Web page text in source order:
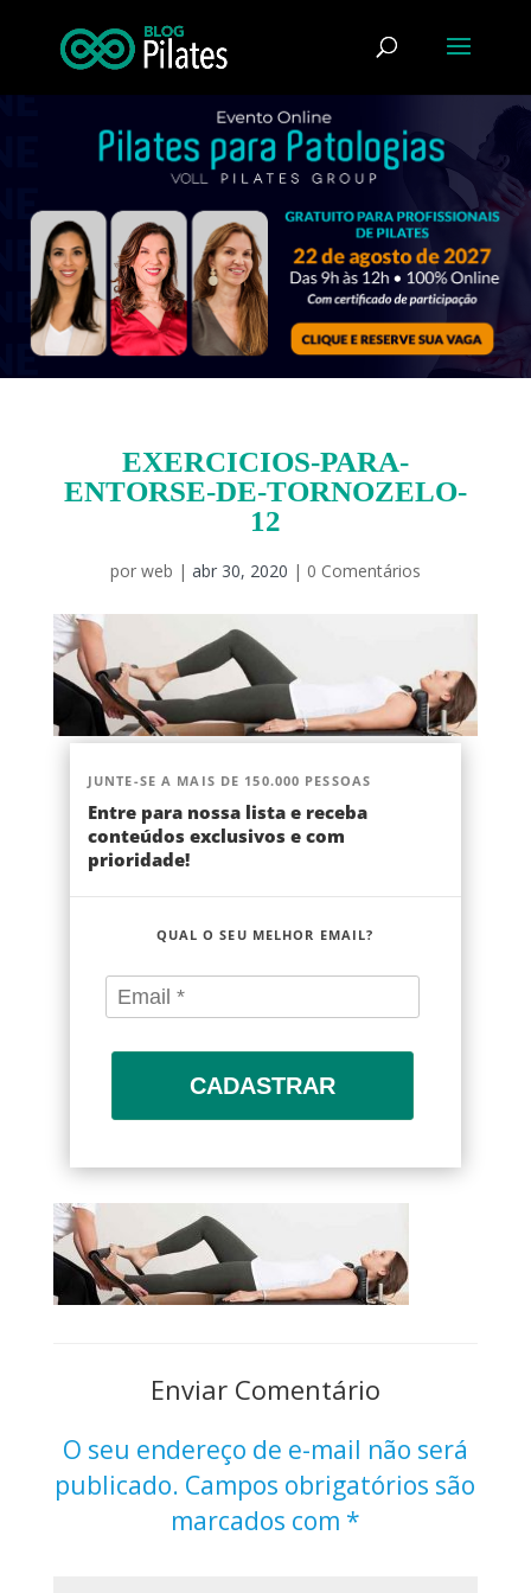
EXERCICIOS-PARA-
ENTORSE-DE-TORNOZELO-
12
por web | abr 30, 2020 | 0 Comentários
JUNTE-SE A MAIS DE 150.000 PESSOAS
Entre para nossa lista e receba
conteúdos exclusivos e com
prioridade!
QUAL O SEU MELHOR EMAIL?
CADASTRAR
Enviar Comentário
O seu endereço de e-mail não será
publicado. Campos obrigatórios são
marcados com *